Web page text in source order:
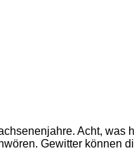
Acht, was
Gewitter können